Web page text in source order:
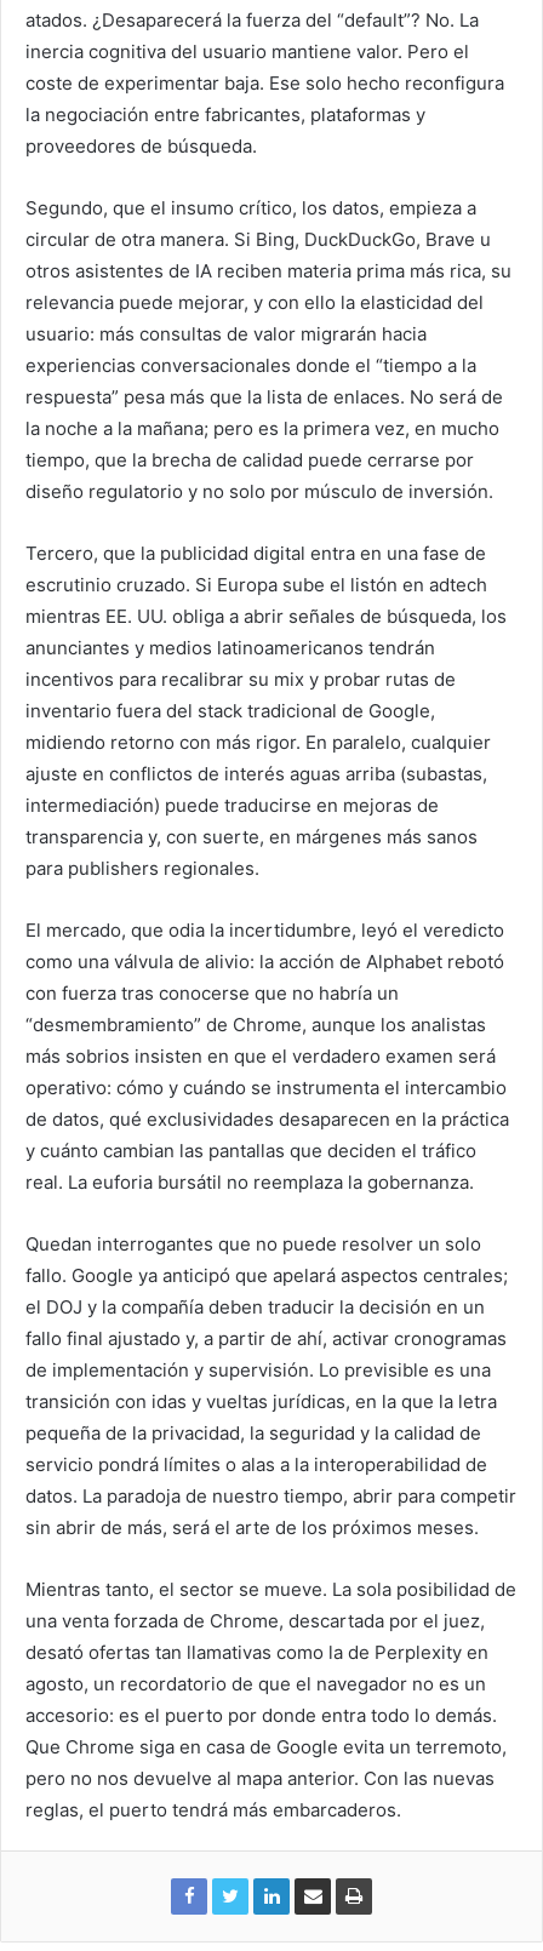
atados. ¿Desaparecerá la fuerza del “default”? No. La
inercia cognitiva del usuario mantiene valor. Pero el
coste de experimentar baja. Ese solo hecho reconfigura
la negociación entre fabricantes, plataformas y
proveedores de búsqueda.
Segundo, que el insumo crítico, los datos, empieza a
circular de otra manera. Si Bing, DuckDuckGo, Brave u
otros asistentes de IA reciben materia prima más rica, su
relevancia puede mejorar, y con ello la elasticidad del
usuario: más consultas de valor migrarán hacia
experiencias conversacionales donde el “tiempo a la
respuesta” pesa más que la lista de enlaces. No será de
la noche a la mañana; pero es la primera vez, en mucho
tiempo, que la brecha de calidad puede cerrarse por
diseño regulatorio y no solo por músculo de inversión.
Tercero, que la publicidad digital entra en una fase de
escrutinio cruzado. Si Europa sube el listón en adtech
mientras EE. UU. obliga a abrir señales de búsqueda, los
anunciantes y medios latinoamericanos tendrán
incentivos para recalibrar su mix y probar rutas de
inventario fuera del stack tradicional de Google,
midiendo retorno con más rigor. En paralelo, cualquier
ajuste en conflictos de interés aguas arriba (subastas,
intermediación) puede traducirse en mejoras de
transparencia y, con suerte, en márgenes más sanos
para publishers regionales.
El mercado, que odia la incertidumbre, leyó el veredicto
como una válvula de alivio: la acción de Alphabet rebotó
con fuerza tras conocerse que no habría un
“desmembramiento” de Chrome, aunque los analistas
más sobrios insisten en que el verdadero examen será
operativo: cómo y cuándo se instrumenta el intercambio
de datos, qué exclusividades desaparecen en la práctica
y cuánto cambian las pantallas que deciden el tráfico
real. La euforia bursátil no reemplaza la gobernanza.
Quedan interrogantes que no puede resolver un solo
fallo. Google ya anticipó que apelará aspectos centrales;
el DOJ y la compañía deben traducir la decisión en un
fallo final ajustado y, a partir de ahí, activar cronogramas
de implementación y supervisión. Lo previsible es una
transición con idas y vueltas jurídicas, en la que la letra
pequeña de la privacidad, la seguridad y la calidad de
servicio pondrá límites o alas a la interoperabilidad de
datos. La paradoja de nuestro tiempo, abrir para competir
sin abrir de más, será el arte de los próximos meses.
Mientras tanto, el sector se mueve. La sola posibilidad de
una venta forzada de Chrome, descartada por el juez,
desató ofertas tan llamativas como la de Perplexity en
agosto, un recordatorio de que el navegador no es un
accesorio: es el puerto por donde entra todo lo demás.
Que Chrome siga en casa de Google evita un terremoto,
pero no nos devuelve al mapa anterior. Con las nuevas
reglas, el puerto tendrá más embarcaderos.